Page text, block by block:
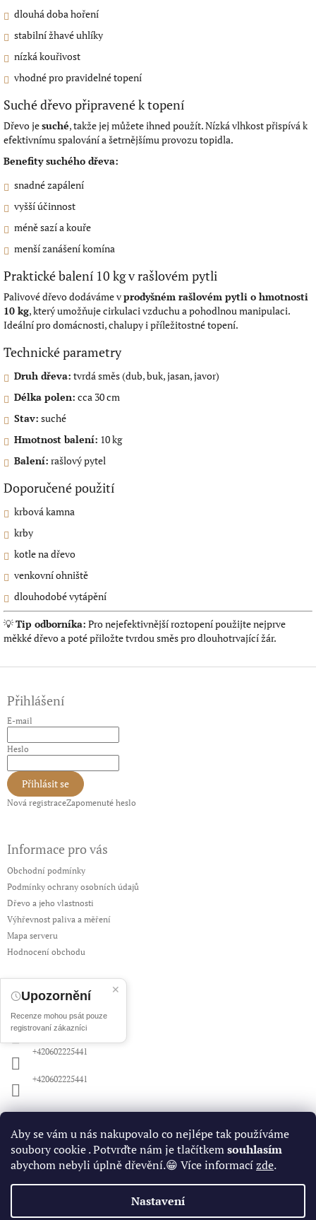
Aby se vám u nás nakupovalo co nejlépe tak používáme
soubory cookie . Potvrďte nám je tlačítkemsouhlasím
abychom nebyli úplně dřevění.😁 Více informacízde.
Nastavení
dlouhá doba hoření
stabilní žhavé uhlíky
nízká kouřivost
vhodné pro pravidelné topení
Suché dřevo připravené k topení
Dřevo jesuché, takže jej můžete ihned použít. Nízká vlhkost přispívá k
efektivnímu spalování a šetrnějšímu provozu topidla.
Benefity suchého dřeva:
snadné zapálení
vyšší účinnost
méně sazí a kouře
menší zanášení komína
Praktické balení 10 kg v rašlovém pytli
Palivové dřevo dodáváme vprodyšném rašlovém pytli o hmotnosti
10 kg, který umožňuje cirkulaci vzduchu a pohodlnou manipulaci.
Ideální pro domácnosti, chalupy i příležitostné topení.
Technické parametry
Druh dřeva: tvrdá směs (dub, buk, jasan, javor)
Délka polen: cca 30 cm
Stav: suché
Hmotnost balení: 10 kg
Balení: rašlový pytel
Doporučené použití
krbová kamna
krby
kotle na dřevo
venkovní ohniště
dlouhodobé vytápění
💡Tip odborníka: Pro nejefektivnější roztopení použijte nejprve
měkké dřevo a poté přiložte tvrdou směs pro dlouhotrvající žár.
Z
Přihlášení
E-mail
Heslo
Přihlásit se
Nová registraceZapomenuté heslo
Informace pro vás
Obchodní podmínky
Podmínky ochrany osobních údajů
Dřevo a jeho vlastnosti
Výhřevnost paliva a měření
Mapa serveru
Hodnocení obchodu
Kontakt
obchod@ woodhell.cz
+420602225441
+420602225441
0ks /0 Kč
✕
Upozornění
Recenze mohou psát pouze
registrovaní zákazníci